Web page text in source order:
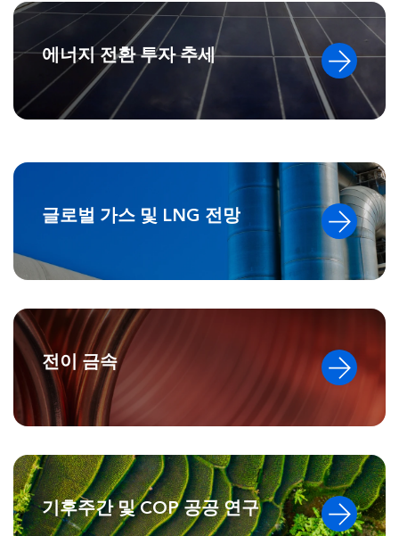
에너지 전환 투자 추세
글로벌 가스 및 LNG 전망
전이 금속
기후주간 및 COP 공공 연구